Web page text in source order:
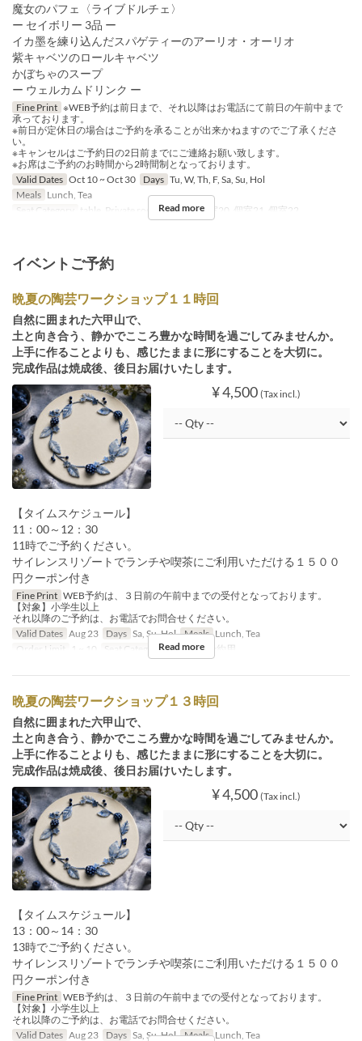
魔女のパフェ〈ライブドルチェ〉
ー セイボリー 3品 ー
イカ墨を練り込んだスパゲティーのアーリオ・オーリオ
紫キャベツのロールキャベツ
かぼちゃのスープ
ー ウェルカムドリンク ー
Fine Print ※WEB予約は前日まで、それ以降はお電話にて前日の午前中まで
承っております。
※前日が定休日の場合はご予約を承ることが出来かねますのでご了承くださ
い。
※キャンセルはご予約日の2日前までにご連絡お願い致します。
※お席はご予約のお時間から2時間制となっております。
Valid Dates Oct 10 ~ Oct 30 Days Tu, W, Th, F, Sa, Su, Hol
Meals Lunch, Tea
Seat Category
table, Private room, 個室19, 個室20, 個室21, 個室22
Read more
イベントご予約
晩夏の陶芸ワークショップ１１時回
自然に囲まれた六甲山で、
土と向き合う、静かでこころ豊かな時間を過ごしてみませんか。
上手に作ることよりも、感じたままに形にすることを大切に。
完成作品は焼成後、後日お届けいたします。
¥ 4,500 (Tax incl.)
【タイムスケジュール】
11：00～12：30
11時でご予約ください。
サイレンスリゾートでランチや喫茶にご利用いただける１５００
円クーポン付き
Fine Print WEB予約は、３日前の午前中までの受付となっております。
【対象】小学生以上
それ以降のご予約は、お電話でお問合せください。
Valid Dates Aug 23 Days Sa, Su, Hol Meals Lunch, Tea
Order Limit
1 ~ 10 Seat Category イベント予約用
Read more
晩夏の陶芸ワークショップ１３時回
自然に囲まれた六甲山で、
土と向き合う、静かでこころ豊かな時間を過ごしてみませんか。
上手に作ることよりも、感じたままに形にすることを大切に。
完成作品は焼成後、後日お届けいたします。
¥ 4,500 (Tax incl.)
【タイムスケジュール】
13：00～14：30
13時でご予約ください。
サイレンスリゾートでランチや喫茶にご利用いただける１５００
円クーポン付き
Fine Print WEB予約は、３日前の午前中までの受付となっております。
【対象】小学生以上
それ以降のご予約は、お電話でお問合せください。
Valid Dates Aug 23 Days Sa, Su, Hol Meals Lunch, Tea